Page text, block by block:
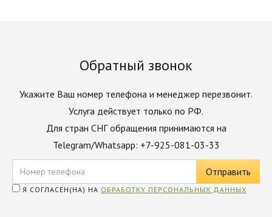
Обратный звонок
Укажите Ваш номер телефона и менеджер перезвонит.
Услуга действует только по РФ.
Для стран СНГ обращения принимаются на
Telegram/Whatsapp: +7-925-081-03-33
Я СОГЛАСЕН(НА) НА ОБРАБОТКУ ПЕРСОНАЛЬНЫХ ДАННЫХ